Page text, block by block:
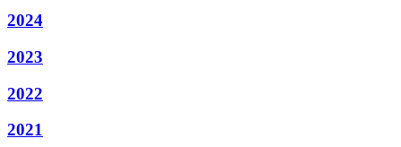
2024
2023
2022
2021